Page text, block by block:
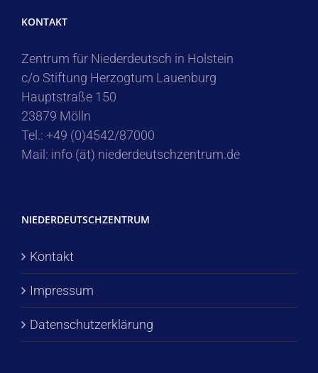
KONTAKT
Zentrum für Niederdeutsch in Holstein
c/o Stiftung Herzogtum Lauenburg
Hauptstraße 150
23879 Mölln
Tel.: +49 (0)4542/87000
Mail: info (ät) niederdeutschzentrum.de
NIEDERDEUTSCHZENTRUM
Kontakt
Impressum
Datenschutzerklärung